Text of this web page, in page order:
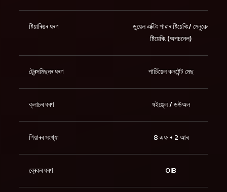
ষ্টিয়াৰিঙৰ ধৰণ
ডুয়েল এক্টিং পাৱাৰ ষ্টিয়েৰিং/ মেনুৱেল
ষ্টিয়েৰিং (অপচনেল)
ট্ৰেন্সমিছনৰ ধৰণ পাৰ্চিয়েল কনষ্টেন্ট মেছ
ক্লাচৰ ধৰণ ষইঙ্লে / ডউঅল
গিয়াৰৰ সংখ্যা 8 এফ + 2 আৰ
ব্ৰেকৰ ধৰণ OIB